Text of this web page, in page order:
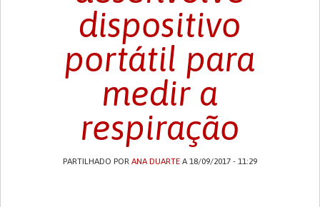
dispositivo
portátil para
medir a
respiração
PARTILHADO POR ANA DUARTEA 18/09/2017 - 11:29